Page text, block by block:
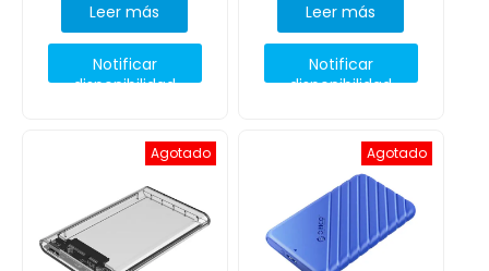
Leer más
Notificar
disponibilidad
Leer más
Notificar
disponibilidad
Agotado Agotado